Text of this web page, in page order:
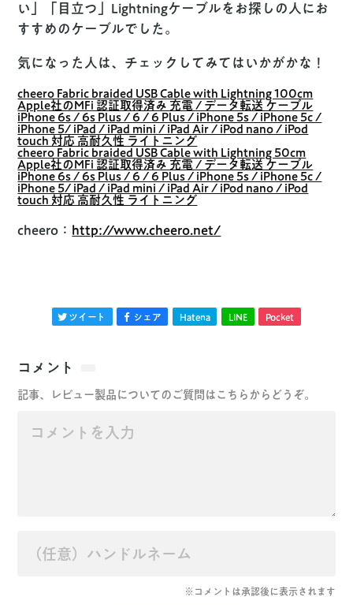
い」「目立つ」Lightningケーブルをお探しの人にお
すすめのケーブルでした。
気になった人は、チェックしてみてはいかがかな！
cheero Fabric braided USB Cable with Lightning 100cm
Apple社のMFi 認証取得済み 充電 / データ転送 ケーブル
iPhone 6s / 6s Plus / 6 / 6 Plus / iPhone 5s / iPhone 5c /
iPhone 5/ iPad / iPad mini / iPad Air / iPod nano / iPod
touch 対応 高耐久性 ライトニング
cheero Fabric braided USB Cable with Lightning 50cm
Apple社のMFi 認証取得済み 充電 / データ転送 ケーブル
iPhone 6s / 6s Plus / 6 / 6 Plus / iPhone 5s / iPhone 5c /
iPhone 5/ iPad / iPad mini / iPad Air / iPod nano / iPod
touch 対応 高耐久性 ライトニング
cheero： http://www.cheero.net/
ツイート シェア Hatena LINE Pocket
コメント
記事、レビュー製品についてのご質問はこちらからどうぞ。
※コメントは承認後に表示されます